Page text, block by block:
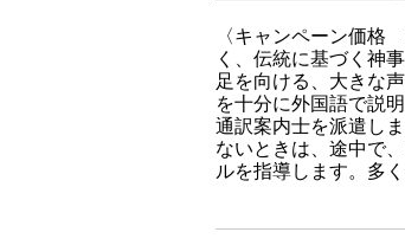
〈キャンペーン価格
く、伝統に基づく神
足を向ける、大きな
を十分に外国語で説
通訳案内士を派遣し
ないときは、途中で
ルを指導します。多